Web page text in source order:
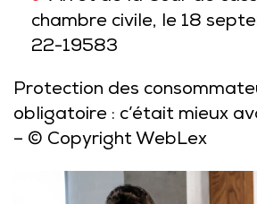
chambre civile, le 18
22-19583
Protection des
obligatoire : c’était mieux
– © Copyright WebLex